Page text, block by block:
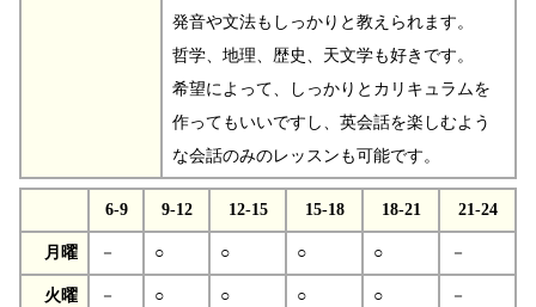
発音や文法もしっかりと教えられます。
哲学、地理、歴史、天文学も好きです。
希望によって、しっかりとカリキュラムを
作ってもいいですし、英会話を楽しむよう
な会話のみのレッスンも可能です。
6-9 9-12 12-15 15-18 18-21 21-24
月曜 － ○ ○ ○ ○ －
火曜 － ○ ○ ○ ○ －